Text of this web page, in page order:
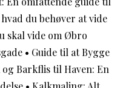
du behøver at vide
skal vide om Øbro
• Guide til at Bygge
Barkflis til Haven: En